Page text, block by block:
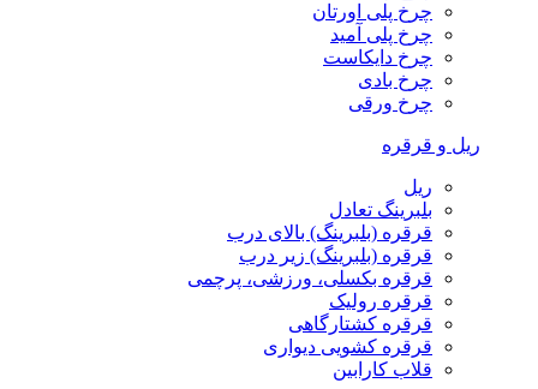
چرخ پلی اورتان
چرخ پلی آمید
چرخ دایکاست
چرخ بادی
چرخ ورقی
ریل و قرقره
ریل
بلبرینگ تعادل
قرقره (بلبرینگ) بالای درب
قرقره (بلبرینگ) زیر درب
قرقره بکسلی، ورزشی، پرچمی
قرقره رولیک
قرقره کشتارگاهی
قرقره کشویی دیواری
قلاب کارابین